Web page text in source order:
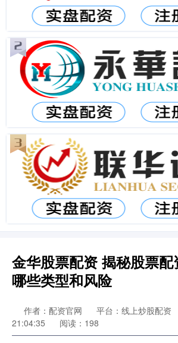
金华股票配资 揭秘股票
哪些类型和风险
作者：配资官网 平台：线上炒股配资
21:04:35
阅读：198